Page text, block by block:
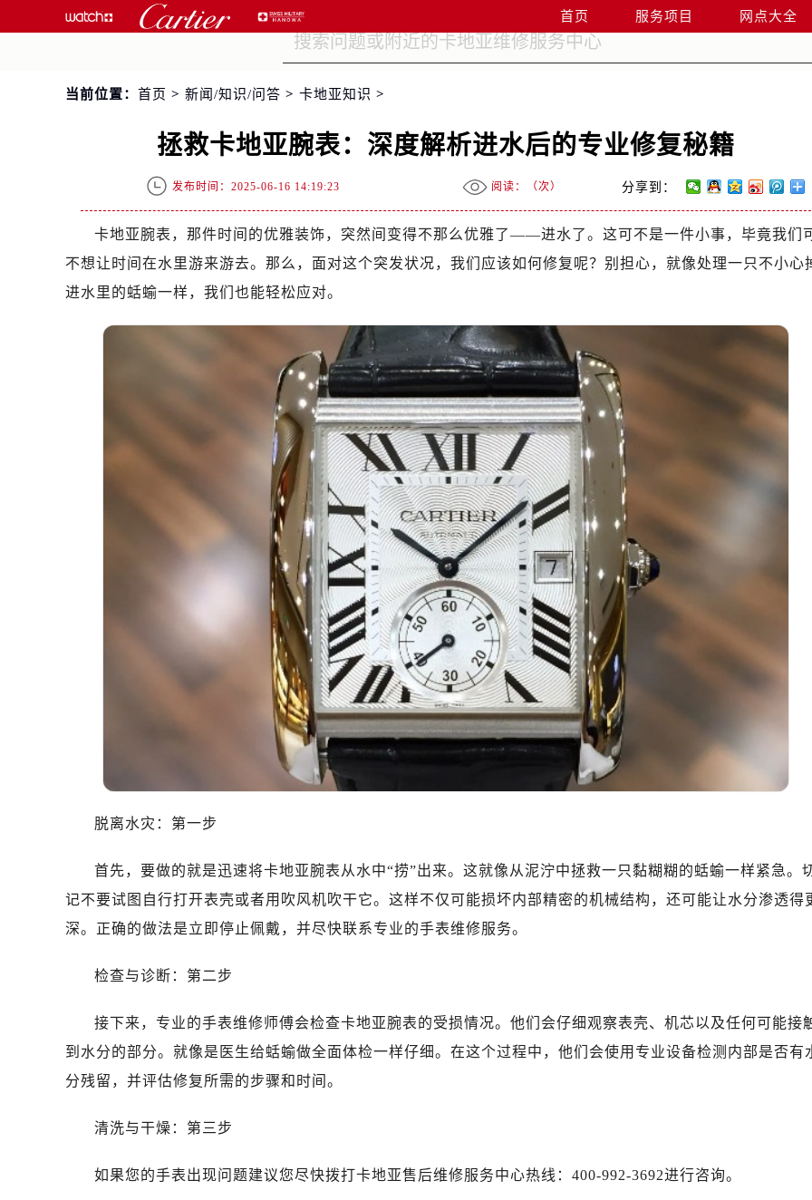
首页 服务项目 网点大全
当前位置： 首页 > 新闻/知识/问答 > 卡地亚知识 >
拯救卡地亚腕表：深度解析进水后的专业修复秘籍
发布时间：2025-06-16 14:19:23 阅读：（次） 分享到：
卡地亚腕表，那件时间的优雅装饰，突然间变得不那么优雅了——进水了。这可不是一件小事，毕竟我们
不想让时间在水里游来游去。那么，面对这个突发状况，我们应该如何修复呢？别担心，就像处理一只不小心
进水里的蛞蝓一样，我们也能轻松应对。
脱离水灾：第一步
首先，要做的就是迅速将卡地亚腕表从水中“捞”出来。这就像从泥泞中拯救一只黏糊糊的蛞蝓一样紧急。
记不要试图自行打开表壳或者用吹风机吹干它。这样不仅可能损坏内部精密的机械结构，还可能让水分渗透得
深。正确的做法是立即停止佩戴，并尽快联系专业的手表维修服务。
检查与诊断：第二步
接下来，专业的手表维修师傅会检查卡地亚腕表的受损情况。他们会仔细观察表壳、机芯以及任何可能接
到水分的部分。就像是医生给蛞蝓做全面体检一样仔细。在这个过程中，他们会使用专业设备检测内部是否有
分残留，并评估修复所需的步骤和时间。
清洗与干燥：第三步
如果您的手表出现问题建议您尽快拨打卡地亚售后维修服务中心热线：400-992-3692进行咨询。